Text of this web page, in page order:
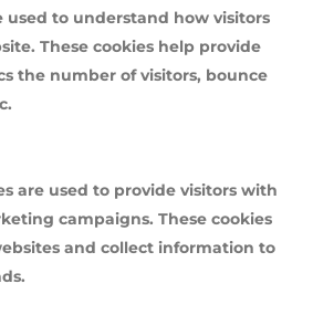
used to understand how visitors
These cookies help provide
the number of visitors, bounce
are used to provide visitors with
campaigns. These cookies
and collect information to